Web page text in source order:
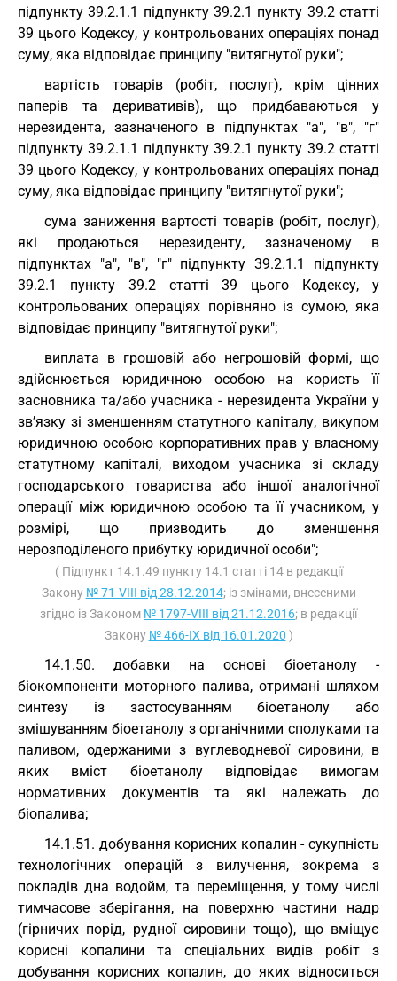
підпункту 39.2.1.1 підпункту 39.2.1 пункту 39.2 статті
39 цього Кодексу, у контрольованих операціях понад
суму, яка відповідає принципу "витягнутої руки";
вартість товарів (робіт, послуг), крім цінних
паперів та деривативів), що придбаваються у
нерезидента, зазначеного в підпунктах "а", "в", "г"
підпункту 39.2.1.1 підпункту 39.2.1 пункту 39.2 статті
39 цього Кодексу, у контрольованих операціях понад
суму, яка відповідає принципу "витягнутої руки";
сума заниження вартості товарів (робіт, послуг),
які продаються нерезиденту, зазначеному в
підпунктах "а", "в", "г" підпункту 39.2.1.1 підпункту
39.2.1 пункту 39.2 статті 39 цього Кодексу, у
контрольованих операціях порівняно із сумою, яка
відповідає принципу "витягнутої руки";
виплата в грошовій або негрошовій формі, що
здійснюється юридичною особою на користь її
засновника та/або учасника - нерезидента України у
зв’язку зі зменшенням статутного капіталу, викупом
юридичною особою корпоративних прав у власному
статутному капіталі, виходом учасника зі складу
господарського товариства або іншої аналогічної
операції між юридичною особою та її учасником, у
розмірі, що призводить до зменшення
нерозподіленого прибутку юридичної особи";
( Підпункт 14.1.49 пункту 14.1 статті 14 в редакції
Закону № 71-VIII від 28.12.2014; із змінами, внесеними
згідно із Законом № 1797-VIII від 21.12.2016; в редакції
Закону № 466-IX від 16.01.2020 )
14.1.50. добавки на основі біоетанолу -
біокомпоненти моторного палива, отримані шляхом
синтезу із застосуванням біоетанолу або
змішуванням біоетанолу з органічними сполуками та
паливом, одержаними з вуглеводневої сировини, в
яких вміст біоетанолу відповідає вимогам
нормативних документів та які належать до
біопалива;
14.1.51. добування корисних копалин - сукупність
технологічних операцій з вилучення, зокрема з
покладів дна водойм, та переміщення, у тому числі
тимчасове зберігання, на поверхню частини надр
(гірничих порід, рудної сировини тощо), що вміщує
корисні копалини та спеціальних видів робіт з
добування корисних копалин, до яких відноситься